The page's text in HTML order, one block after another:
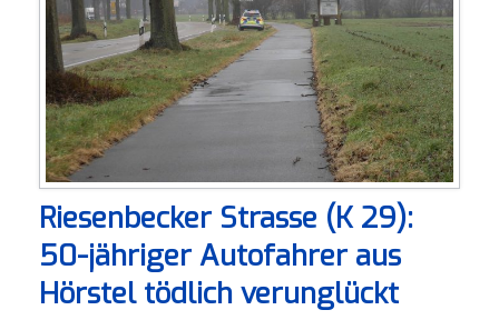
Riesenbecker Strasse (K 29):
50-jähriger Autofahrer aus
Hörstel tödlich verunglückt